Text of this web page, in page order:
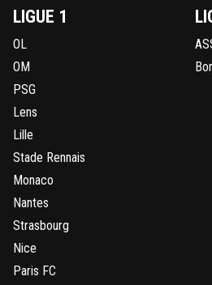
LIGUE 1
OL
OM
PSG
Lens
Lille
Stade Rennais
Monaco
Nantes
Strasbourg
Nice
Paris FC